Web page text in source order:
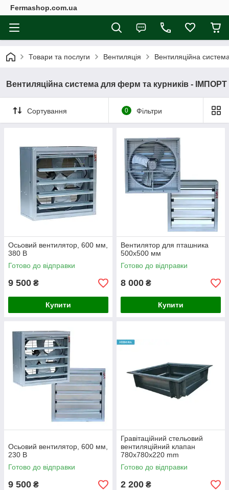
Fermashop.com.ua
Товари та послуги Вентиляція Вентиляційна
Вентиляційна система для ферм та курників - ІМПОРТ
Сортування 0 Фільтри
Осьовий вентилятор, 600 мм,
380 В
Готово до відправки
9 500 ₴
Купити
Вентилятор для пташника
500х500 мм
Готово до відправки
8 000 ₴
Купити
Осьовий вентилятор, 600 мм,
230 В
Готово до відправки
9 500 ₴
Гравітаційний стельовий
вентиляційний клапан
780x780х220 mm
Готово до відправки
2 200 ₴